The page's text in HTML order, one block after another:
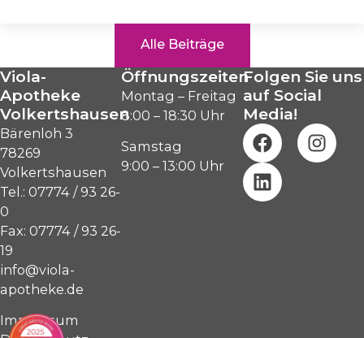
Alle Beiträge
Viola-
Apotheke
Volkertshausen
Bärenloh 3
78269
Volkertshausen
Tel.: 07774 / 93 26-
0
Fax: 07774 / 93 26-
19
info@viola-
apotheke.de
Impressum
Öffnungszeiten
Montag – Freitag
8:00 – 18:30 Uhr
Samstag
9:00 – 13:00 Uhr
Folgen Sie uns
auf Social
Media!